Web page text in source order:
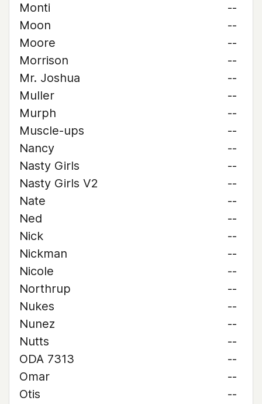
Monti
--
Moon
--
Moore
--
Morrison
--
Mr. Joshua
--
Muller
--
Murph
--
Muscle-ups
--
Nancy
--
Nasty Girls
--
Nasty Girls V2
--
Nate
--
Ned
--
Nick
--
Nickman
--
Nicole
--
Northrup
--
Nukes
--
Nunez
--
Nutts
--
ODA 7313
--
Omar
--
Otis
--